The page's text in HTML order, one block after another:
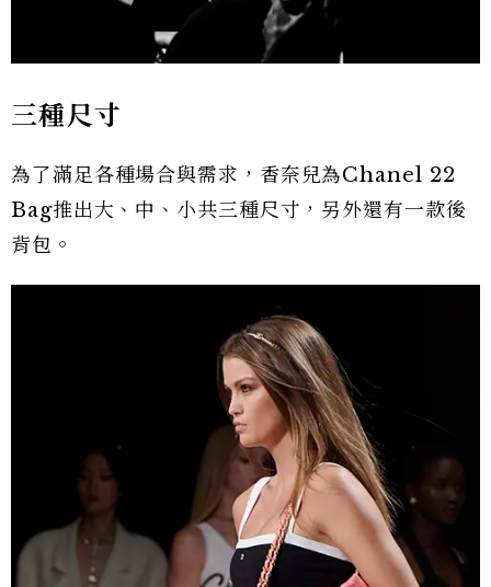
三種尺寸
為了滿足各種場合與需求，香奈兒為Chanel 22
Bag推出大、中、小共三種尺寸，另外還有一款後
背包。